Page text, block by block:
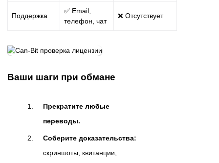
Поддержка
✅ Email,
телефон, чат
❌ Отсутствует
Ваши шаги при обмане
Прекратите любые
переводы.
Соберите доказательства:
скриншоты, квитанции,